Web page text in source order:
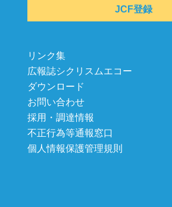
JCF登録
リンク集
広報誌シクリスムエコー
ダウンロード
お問い合わせ
採用・調達情報
不正行為等通報窓口
個人情報保護管理規則